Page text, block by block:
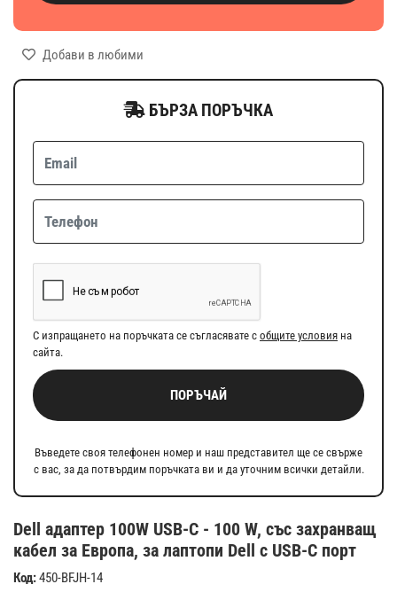
Dell адаптер 100W USB-C - 100 W, със захранващ
кабел за Европа, за лаптопи Dell с USB-C порт
Код:450-BFJH-14
Добави в любими
БЪРЗА ПОРЪЧКА
С изпращането на поръчката се съгласявате с общите условия на
сайта.
ПОРЪЧАЙ
Въведете своя телефонен номер и наш представител ще се свърже
с вас, за да потвърдим поръчката ви и да уточним всички детайли.